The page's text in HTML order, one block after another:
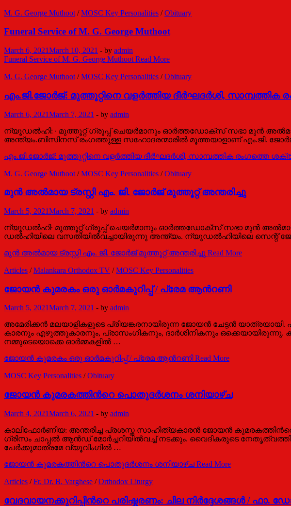
M. G. George Muthoot /MOSC Key Personalities /Obituary
Funeral Service of M. G. George Muthoot
March 6, 2021March 10, 2021 - by admin
Funeral Service of M. G. George Muthoot Read More
M. G. George Muthoot /MOSC Key Personalities /Obituary
എം.ജി.ജോർജ്: മുത്തൂറ്റിനെ വളർത്തിയ ദീർഘദർശി, സാമ്പത്തിക
March 6, 2021March 7, 2021 - by admin
ന്യൂഡൽഹി: ∙ മുത്തൂറ്റ് ഗ്രൂപ്പ് ചെയർമാനും ഓർത്തഡോക്സ് സഭാ മുൻ അൽമായ
അന്ത്യം.ബിസിനസ് രംഗത്തുള്ള സഹോദരന്മാരിൽ മൂത്തയാളാണ് എം.ജി.
എം.ജി.ജോർജ്: മുത്തൂറ്റിനെ വളർത്തിയ ദീർഘദർശി, സാമ്പത്തിക രംഗത്തെ
M. G. George Muthoot /MOSC Key Personalities /Obituary
മുൻ അൽമായ ട്രസ്റ്റി എം. ജി. ജോർജ് മുത്തൂറ്റ് അന്തരിച്ചു
March 5, 2021March 7, 2021 - by admin
ന്യൂഡൽഹി∙ മുത്തൂറ്റ് ഗ്രൂപ്പ് ചെയർമാനും ഓർത്തഡോക്സ് സഭാ മുൻ അൽമായ
ഡൽഹിയിലെ വസതിയിൽവച്ചായിരുന്നു അന്ത്യം. ന്യൂഡൽഹിയിലെ സെന്റ്
മുൻ അൽമായ ട്രസ്റ്റി എം. ജി. ജോർജ് മുത്തൂറ്റ് അന്തരിച്ചു Read More
Articles /Malankara Orthodox TV /MOSC Key Personalities
ജോയന്‍ കുമരകം ഒരു ഓര്‍മകുറിപ്പ് / പ്രേമ ആന്‍റണി
March 5, 2021March 7, 2021 - by admin
അമേരിക്കന്‍ മലയാളികളുടെ പ്രിയങ്കരനായിരുന്ന ജോയന്‍ ചേട്ടന്‍
കാരനും എഴുത്തുകാരനും, പ്രാസംഗികനും, ദാര്‍ശിനികനും
നമ്മുടെയൊക്കെ ഓര്‍മ്മകളില്‍ …
ജോയന്‍ കുമരകം ഒരു ഓര്‍മകുറിപ്പ് / പ്രേമ ആന്‍റണിRead More
MOSC Key Personalities /Obituary
ജോയന്‍ കുമരകത്തിന്‍റെ പൊതുദര്‍ശനം ശനിയാഴ്ച
March 4, 2021March 6, 2021 - by admin
കാലിഫോര്‍ണിയ: അന്തരിച്ച പ്രശസ്ത സാഹിത്യകാരന്‍ ജോയന്‍
ഗ്രിസം ചാപ്പല്‍ ആന്‍ഡ് മോര്‍ച്ചറിയില്‍വച്ച് നടക്കും. വൈദികരുടെ
പേര്‍ക്കുമാത്രമേ വ്യൂവിംഗില്‍ …
ജോയന്‍ കുമരകത്തിന്‍റെ പൊതുദര്‍ശനം ശനിയാഴ്ച Read More
Articles /Fr. Dr. B. Varghese /Orthodox Liturgy
വേദവായനക്കുറിപ്പിന്‍റെ പരിഷ്കരണം: ചില നിര്‍ദ്ദേശങ്ങള്‍ / ഫാ.